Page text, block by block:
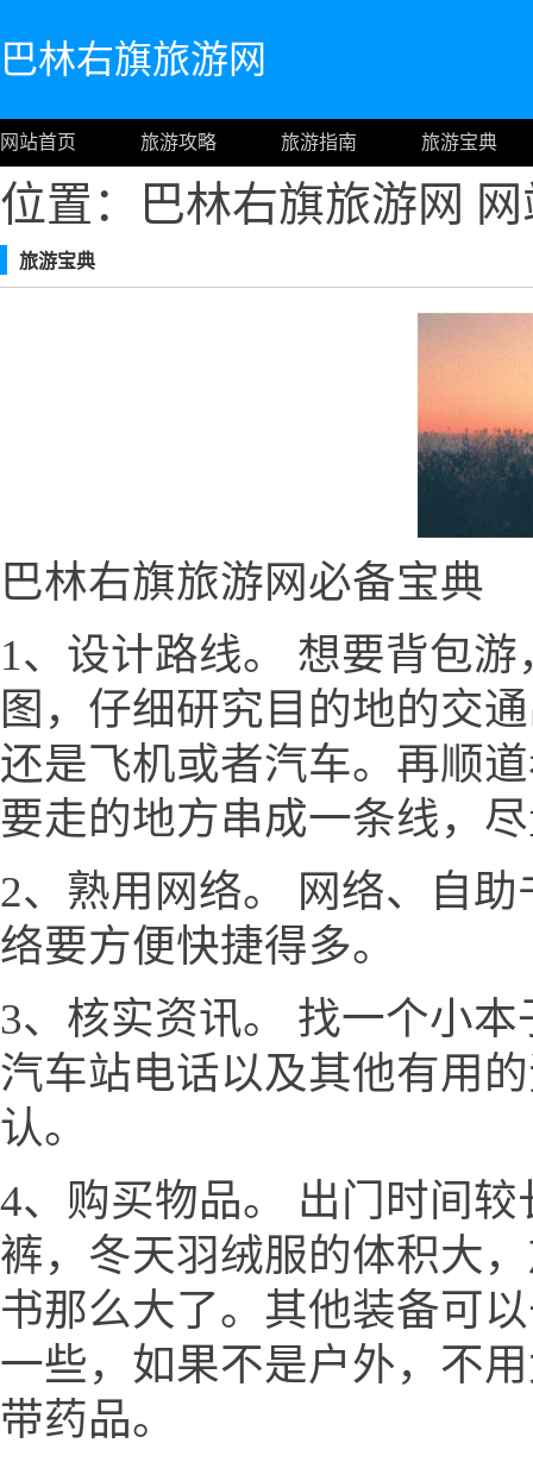
巴林右旗旅游网
网站首页 旅游攻略 旅游指南 旅游宝典
位置：巴林右旗旅游网
旅游宝典
巴林右旗旅游网必备宝典
1、设计路线。 想要背包
图，仔细研究目的地的交
还是飞机或者汽车。再顺
要走的地方串成一条线，
2、熟用网络。 网络、自
络要方便快捷得多。
3、核实资讯。 找一个小
汽车站电话以及其他有用
认。
4、购买物品。 出门时间
裤，冬天羽绒服的体积大
书那么大了。其他装备可
一些，如果不是户外，不
带药品。